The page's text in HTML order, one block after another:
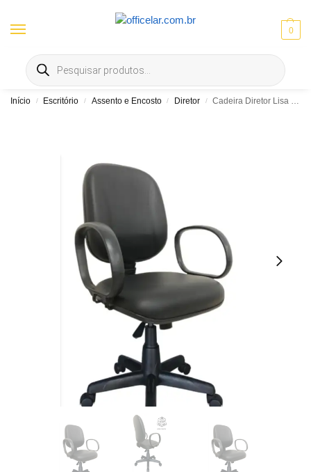
0
Entrega gratis em Goiânia e Aparecida | ⚡ 10% OFF no Pix
Início / Escritório / Assento e Encosto / Diretor / Cadeira Diretor Lisa Giratória – Braço Corsa – Martiflex